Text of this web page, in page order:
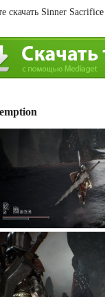
Sinner